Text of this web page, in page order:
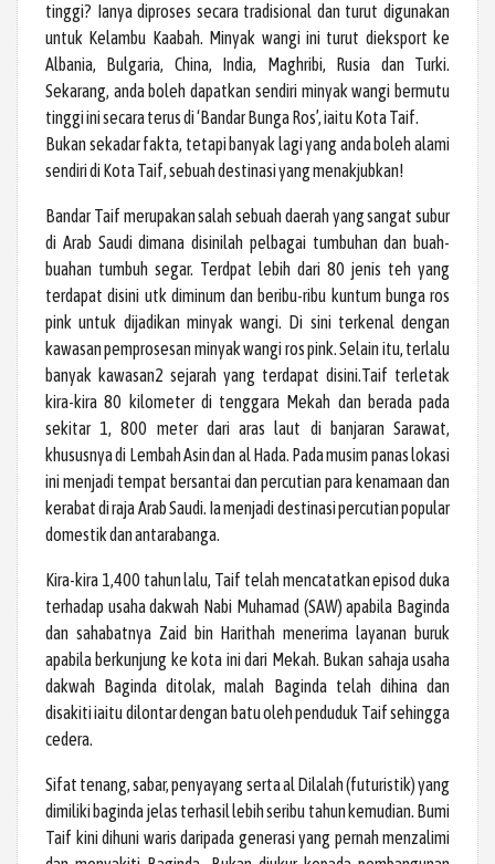
tinggi? Ianya diproses secara tradisional dan turut digunakan
untuk Kelambu Kaabah. Minyak wangi ini turut dieksport ke
Albania, Bulgaria, China, India, Maghribi, Rusia dan Turki.
Sekarang, anda boleh dapatkan sendiri minyak wangi bermutu
tinggi ini secara terus di ‘Bandar Bunga Ros’, iaitu Kota Taif.
Bukan sekadar fakta, tetapi banyak lagi yang anda boleh alami
sendiri di Kota Taif, sebuah destinasi yang menakjubkan!
Bandar Taif merupakan salah sebuah daerah yang sangat subur
di Arab Saudi dimana disinilah pelbagai tumbuhan dan buah-
buahan tumbuh segar. Terdpat lebih dari 80 jenis teh yang
terdapat disini utk diminum dan beribu-ribu kuntum bunga ros
pink untuk dijadikan minyak wangi. Di sini terkenal dengan
kawasan pemprosesan minyak wangi ros pink. Selain itu, terlalu
banyak kawasan2 sejarah yang terdapat disini.Taif terletak
kira-kira 80 kilometer di tenggara Mekah dan berada pada
sekitar 1, 800 meter dari aras laut di banjaran Sarawat,
khususnya di Lembah Asin dan al Hada. Pada musim panas lokasi
ini menjadi tempat bersantai dan percutian para kenamaan dan
kerabat di raja Arab Saudi. Ia menjadi destinasi percutian popular
domestik dan antarabanga.
Kira-kira 1,400 tahun lalu, Taif telah mencatatkan episod duka
terhadap usaha dakwah Nabi Muhamad (SAW) apabila Baginda
dan sahabatnya Zaid bin Harithah menerima layanan buruk
apabila berkunjung ke kota ini dari Mekah. Bukan sahaja usaha
dakwah Baginda ditolak, malah Baginda telah dihina dan
disakiti iaitu dilontar dengan batu oleh penduduk Taif sehingga
cedera.
Sifat tenang, sabar, penyayang serta al Dilalah (futuristik) yang
dimiliki baginda jelas terhasil lebih seribu tahun kemudian. Bumi
Taif kini dihuni waris daripada generasi yang pernah menzalimi